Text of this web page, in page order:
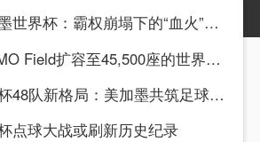
2026美加墨世界杯：霸权崩塌下的“血火”狂欢
“多伦多BMO Field扩容至45,500座的世界杯声场适配性仿真分析（2026）”
2026世界杯48队新格局：美加墨共筑足球盛宴，北美势力版图全面重构
点球大战或刷新历史纪录